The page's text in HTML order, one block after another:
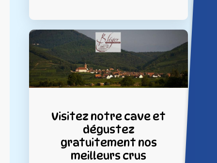
Visitez notre cave et
dégustez
gratuitement nos
meilleurs crus